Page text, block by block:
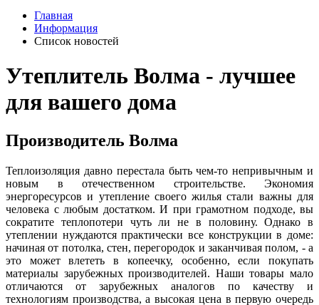
Главная
Информация
Список новостей
Утеплитель Волма - лучшее
для вашего дома
Производитель Волма
Теплоизоляция давно перестала быть чем-то непривычным и
новым в отечественном строительстве. Экономия
энергоресурсов и утепление своего жилья стали важны для
человека с любым достатком. И при грамотном подходе, вы
сократите теплопотери чуть ли не в половину. Однако в
утеплении нуждаются практически все конструкции в доме:
начиная от потолка, стен, перегородок и заканчивая полом, - а
это может влететь в копеечку, особенно, если покупать
материалы зарубежных производителей. Наши товары мало
отличаются от зарубежных аналогов по качеству и
технологиям производства, а высокая цена в первую очередь